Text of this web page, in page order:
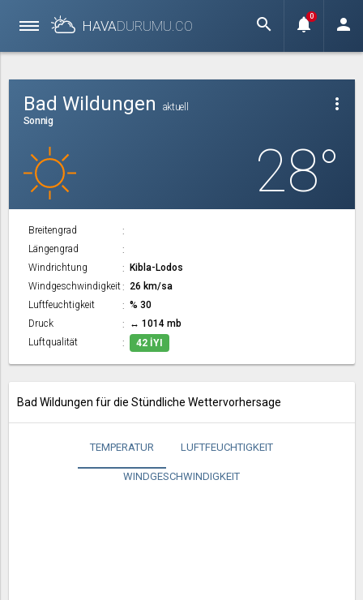
HAVADURUMU.CO search notifications
0 person
more_vert
Bad Wildungen
aktuell
Sonnig
28°
Breitengrad
Längengrad
Windrichtung
Kibla-Lodos
Windgeschwindigkeit
26 km/sa
Luftfeuchtigkeit
% 30
Druck
↔ 1014 mb
Luftqualität
42 İYI
Bad Wildungen für die Stündliche Wettervorhersage
TEMPERATUR LUFTFEUCHTIGKEIT
WINDGESCHWINDIGKEIT